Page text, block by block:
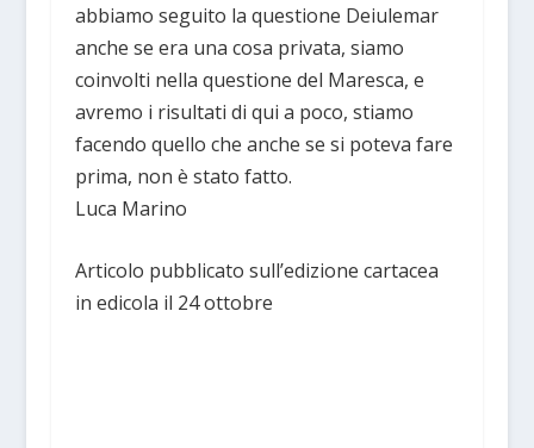
abbiamo seguito la questione Deiulemar
anche se era una cosa privata, siamo
coinvolti nella questione del Maresca, e
avremo i risultati di qui a poco, stiamo
facendo quello che anche se si poteva fare
prima, non è stato fatto.
Luca Marino
Articolo pubblicato sull’edizione cartacea
in edicola il 24 ottobre